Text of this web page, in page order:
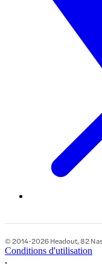
© 2014-2026 Headout, 82
Conditions d'utilisation
•